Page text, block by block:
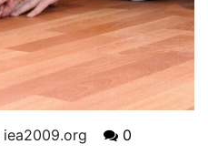
iea2009.org 0